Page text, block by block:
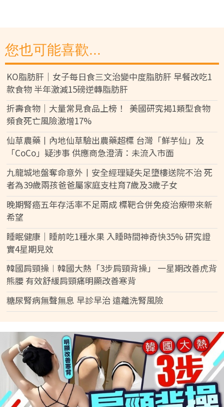
您也可能喜歡...
KO脂肪肝｜女子每日食三文治變中度脂肪肝 早餐改吃1
款食物 半年激減15磅逆轉脂肪肝
折壽食物｜大量常見食品上榜！ 美國研究揭1類型食物
頻食死亡風險激增17%
仙草農藥丨內地仙草驗出農藥超標 台灣「鮮芋仙」及
「CoCo」疑涉事 供應商急澄清：未流入市面
九龍城地盤奪命意外丨安全經理疑失足墮樓送院不治 死
者為39歲兩孩爸爸屬家庭支柱育7歲及3歲子女
晚期腎癌五年存活率不足兩成 標靶合併免疫治療帶來新
希望
睡眠健康｜睡前吃1種水果 入睡時間神奇快35% 研究證
實4星期見效
韓國肩頸操︱韓國大熱「3步肩頸背操」 一星期改善虎背
熊腰 有效舒緩肩頸痛明顯改善寒背
糖尿腎病無聲無息 早診早治 遠離洗腎風險